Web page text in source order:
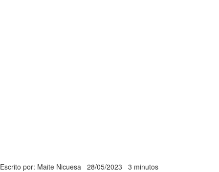
Escrito por: Maite Nicuesa 28/05/2023 3 minutos